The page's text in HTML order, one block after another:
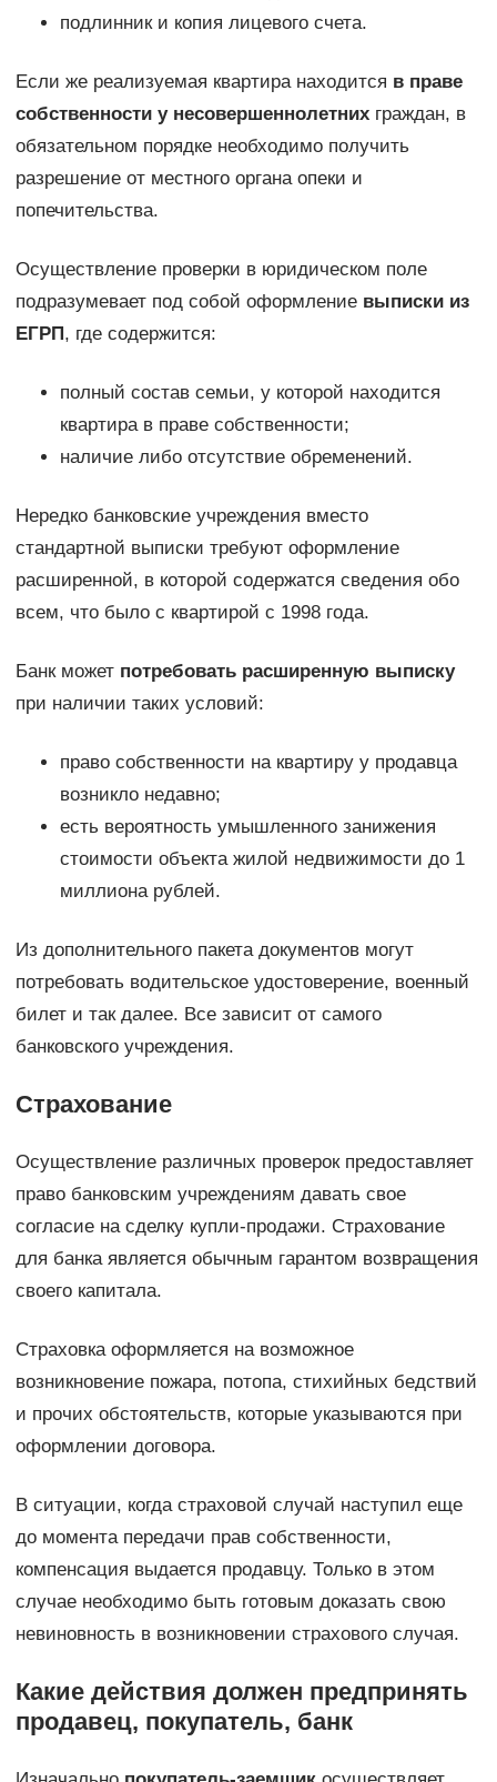
подлинник и копия лицевого счета.
Если же реализуемая квартира находится в праве
собственности у несовершеннолетнихграждан, в
обязательном порядке необходимо получить
разрешение от местного органа опеки и
попечительства.
Осуществление проверки в юридическом поле
подразумевает под собой оформление выписки из
ЕГРП , где содержится:
полный состав семьи, у которой находится
квартира в праве собственности;
наличие либо отсутствие обременений.
Нередко банковские учреждения вместо
стандартной выписки требуют оформление
расширенной, в которой содержатся сведения обо
всем, что было с квартирой с 1998 года.
Банк может потребовать расширенную выписку
при наличии таких условий:
право собственности на квартиру у продавца
возникло недавно;
есть вероятность умышленного занижения
стоимости объекта жилой недвижимости до 1
миллиона рублей.
Из дополнительного пакета документов могут
потребовать водительское удостоверение, военный
билет и так далее. Все зависит от самого
банковского учреждения.
Страхование
Осуществление различных проверок предоставляет
право банковским учреждениям давать свое
согласие на сделку купли-продажи. Страхование
для банка является обычным гарантом возвращения
своего капитала.
Страховка оформляется на возможное
возникновение пожара, потопа, стихийных бедствий
и прочих обстоятельств, которые указываются при
оформлении договора.
В ситуации, когда страховой случай наступил еще
до момента передачи прав собственности,
компенсация выдается продавцу. Только в этом
случае необходимо быть готовым доказать свою
невиновность в возникновении страхового случая.
Какие действия должен предпринять
продавец, покупатель, банк